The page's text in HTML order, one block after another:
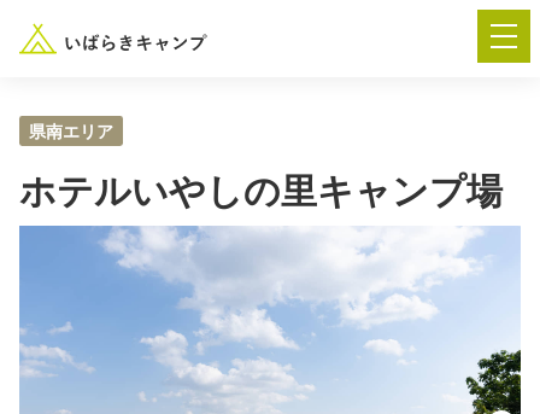
― AUTUMN FESTA 2026 ―
“いばらき”のキャンプ場を探す
県南エリア
ホテルいやしの里キャンプ場